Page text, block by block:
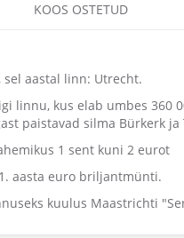
KOOS OSTETUD
aastal linn: Utrecht.
linnu, kus elab umbes 360
paistavad silma Bürkerk ja
1 sent kuni 2 eurot
aasta euro briljantmünti.
kuulus Maastrichti